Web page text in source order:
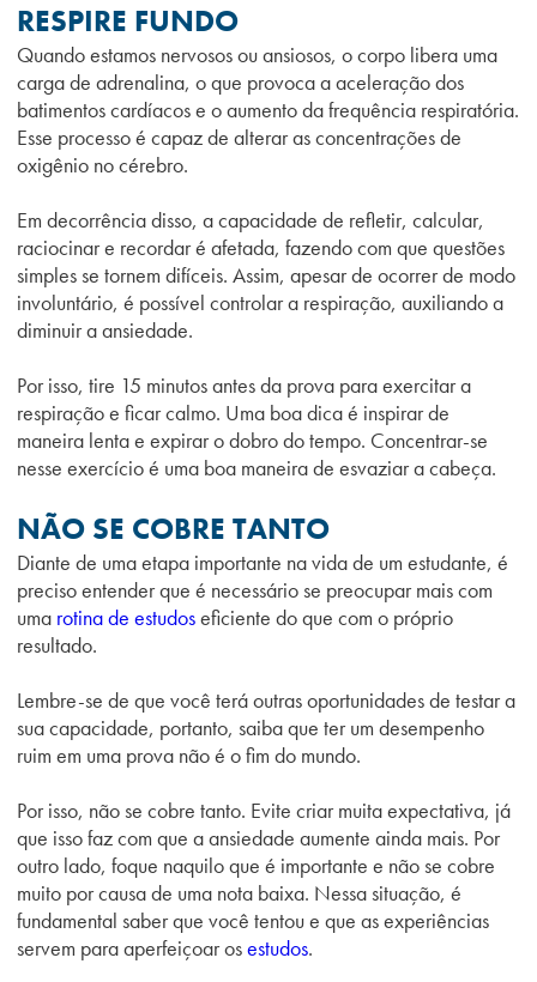
RESPIRE FUNDO
Quando estamos nervosos ou ansiosos, o corpo libera uma
carga de adrenalina, o que provoca a aceleração dos
batimentos cardíacos e o aumento da frequência respiratória.
Esse processo é capaz de alterar as concentrações de
oxigênio no cérebro.
Em decorrência disso, a capacidade de refletir, calcular,
raciocinar e recordar é afetada, fazendo com que questões
simples se tornem difíceis. Assim, apesar de ocorrer de modo
involuntário, é possível controlar a respiração, auxiliando a
diminuir a ansiedade.
Por isso, tire 15 minutos antes da prova para exercitar a
respiração e ficar calmo. Uma boa dica é inspirar de
maneira lenta e expirar o dobro do tempo. Concentrar-se
nesse exercício é uma boa maneira de esvaziar a cabeça.
NÃO SE COBRE TANTO
Diante de uma etapa importante na vida de um estudante, é
preciso entender que é necessário se preocupar mais com
uma rotina de estudoseficiente do que com o próprio
resultado.
Lembre-se de que você terá outras oportunidades de testar a
sua capacidade, portanto, saiba que ter um desempenho
ruim em uma prova não é o fim do mundo.
Por isso, não se cobre tanto. Evite criar muita expectativa, já
que isso faz com que a ansiedade aumente ainda mais. Por
outro lado, foque naquilo que é importante e não se cobre
muito por causa de uma nota baixa. Nessa situação, é
fundamental saber que você tentou e que as experiências
servem para aperfeiçoar osestudos.